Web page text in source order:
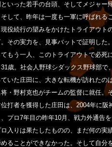
いった若手の台頭、そしてメジャー
そして、昨年は一度も一軍に呼ばれる
現役続行の望みをかけたトライアウト
その実力を、見事バットで証明した
てもう一人、このトライアウトで必死
歳。社会人野球シダックス野球部で
いた庄田に、大きな転機が訪れたの
将・野村克也がチームの監督に就任。
打者を獲得した庄田は、2004年に
、プロ7年目の昨年10月、戦力外通告
ロ入りは果たしたものの、まだ何の
めることができなかった。そして自分